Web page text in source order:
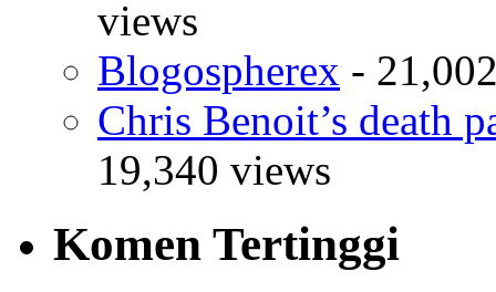
views
Blogospherex -
Chris Benoit’s death
19,340 views
Komen Tertinggi